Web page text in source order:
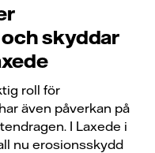
skyddar
roll för
även påverkan på
I Laxede i
nu erosionsskydd